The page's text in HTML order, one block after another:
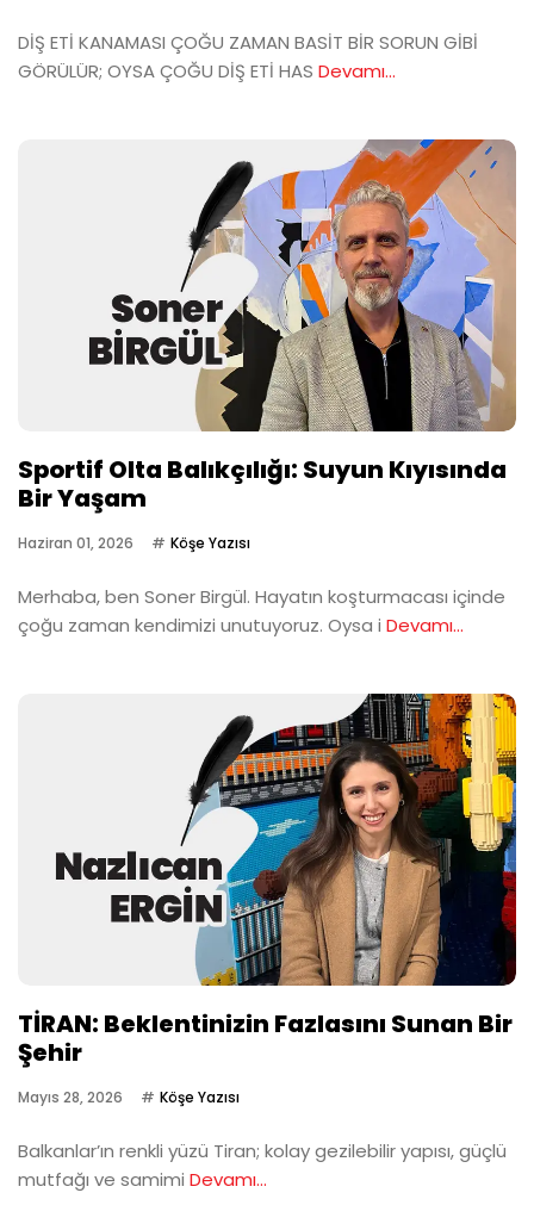
DİŞ ETİ KANAMASI ÇOĞU ZAMAN BASİT BİR SORUN GİBİ
GÖRÜLÜR; OYSA ÇOĞU DİŞ ETİ HAS Devamı...
Sportif Olta Balıkçılığı: Suyun Kıyısında
Bir Yaşam
Haziran 01, 2026 Köşe Yazısı
Merhaba, ben Soner Birgül. Hayatın koşturmacası içinde
çoğu zaman kendimizi unutuyoruz. Oysa i Devamı...
TİRAN: Beklentinizin Fazlasını Sunan Bir
Şehir
Mayıs 28, 2026 Köşe Yazısı
Balkanlar’ın renkli yüzü Tiran; kolay gezilebilir yapısı, güçlü
mutfağı ve samimi Devamı...